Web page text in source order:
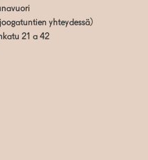
yhteydessä)
21 a 42